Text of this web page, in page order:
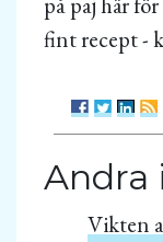
fint recept -
Andra
Vikten